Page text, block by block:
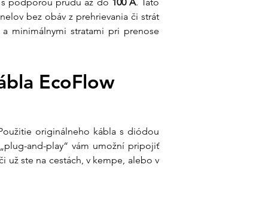
s podporou prúdu až do 100 A. Táto
bez obáv z prehrievania či strát
minimálnymi stratami pri prenose
EcoFlow
originálneho kábla s diódou
and-play“ vám umožní pripojiť
už ste na cestách, v kempe, alebo v